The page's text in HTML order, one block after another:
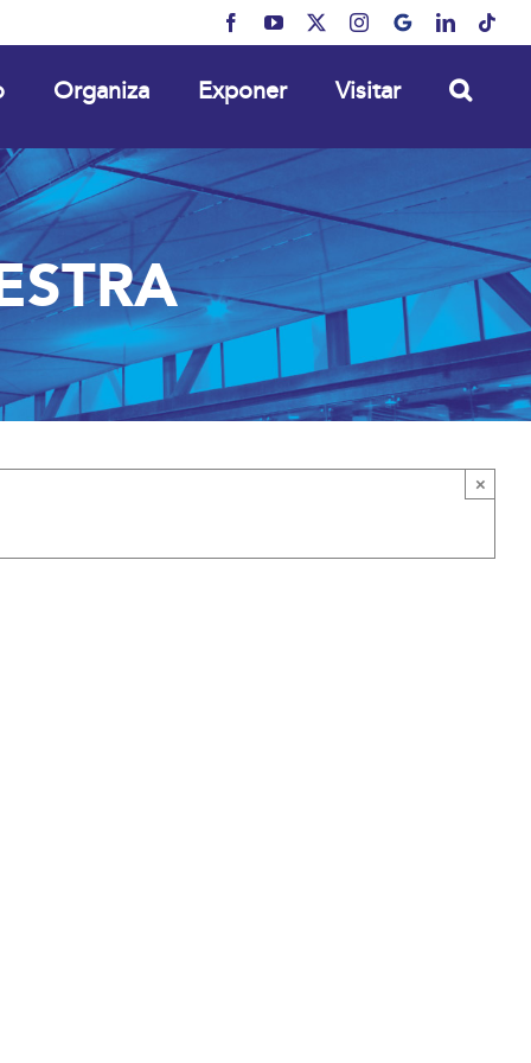
FacebookYouTube Instagram
MyBusinessLinkedIn
Organiza Exponer Visitar
×